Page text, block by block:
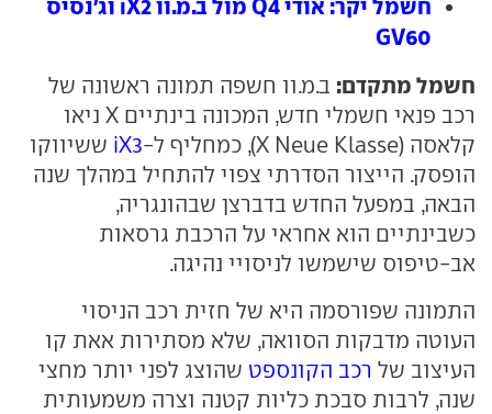
חשמל יקר: אודי Q4 מול ב.מ.וו iX2 וג'נסיס
GV60
חשמל מתקדם: ב.מ.וו חשפה תמונה ראשונה של
רכב פנאי חשמלי חדש, המכונה בינתיים X ניאו
קלאסה (X Neue Klasse), כמחליף ל-
iX3 ששיווקו
הופסק. הייצור הסדרתי צפוי להתחיל במהלך שנה
הבאה, במפעל החדש בדברצן שבהונגריה,
כשבינתיים הוא אחראי על הרכבת גרסאות
אב-טיפוס שישמשו לניסויי נהיגה.
התמונה שפורסמה היא של חזית רכב הניסוי
העוטה מדבקות הסוואה, שלא מסתירות אאת קו
העיצוב של רכב הקונספט שהוצג לפני יותר מחצי
שנה, לרבות סבכת כליות קטנה וצרה משמעותית